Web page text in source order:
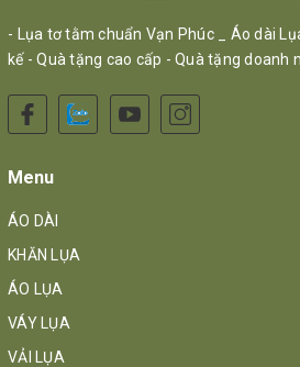
- Lụa tơ tằm chuẩn Vạn Phúc _ Áo dài
kế - Quà tặng cao cấp - Quà tặng doanh
Menu
ÁO DÀI
KHĂN LỤA
ÁO LỤA
VÁY LỤA
VẢI LỤA